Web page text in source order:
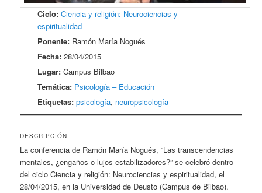
Ciclo: Ciencia y religión: Neurociencias y
espiritualidad
Ponente: Ramón María Nogués
Fecha: 28/04/2015
Lugar: Campus Bilbao
Temática: Psicología – Educación
Etiquetas: psicología, neuropsicología
DESCRIPCIÓN
La conferencia de Ramón María Nogués, “Las transcendencias
mentales, ¿engaños o lujos estabilizadores?” se celebró dentro
del ciclo Ciencia y religión: Neurociencias y espiritualidad, el
28/04/2015, en la Universidad de Deusto (Campus de Bilbao).